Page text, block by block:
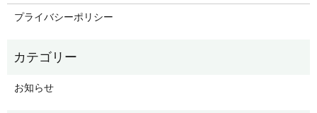
プライバシーポリシー
お知らせ